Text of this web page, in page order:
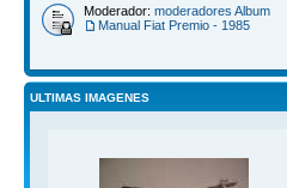
Moderador: moderadores Album
Manual Fiat Premio - 1985
ULTIMAS IMAGENES